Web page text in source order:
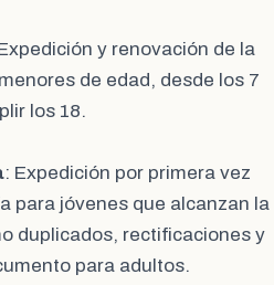
y renovación de la
de edad, desde los 7
los 18.
: Expedición por primera vez
para jóvenes que alcanzan la
duplicados, rectificaciones y
para adultos.